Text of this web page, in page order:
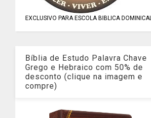
EXCLUSIVO PARA ESCOLA BIBLICA DOMINICAL
Bíblia de Estudo Palavra Chave
Grego e Hebraico com 50% de
desconto (clique na imagem e
compre)